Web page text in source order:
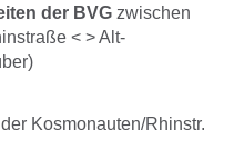
der BVG zwischen
< > Alt-
Kosmonauten/Rhinstr.